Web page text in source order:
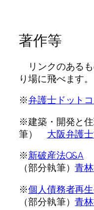
著作等
リンクのある
り場に飛べます。
※弁護士ドット
※建築・開発と
筆） 大阪弁護
※新破産法Q&A
（部分執筆）青
※個人債務者再
（部分執筆）青